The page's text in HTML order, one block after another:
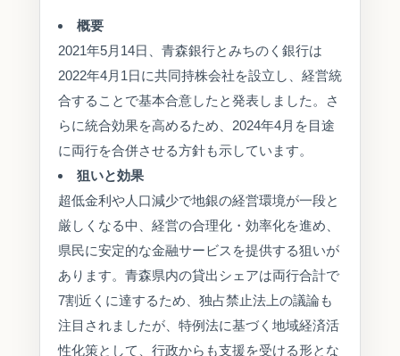
概要
2021年5月14日、青森銀行とみちのく銀行は
2022年4月1日に共同持株会社を設立し、経営統
合することで基本合意したと発表しました。さ
らに統合効果を高めるため、2024年4月を目途
に両行を合併させる方針も示しています。
狙いと効果
超低金利や人口減少で地銀の経営環境が一段と
厳しくなる中、経営の合理化・効率化を進め、
県民に安定的な金融サービスを提供する狙いが
あります。青森県内の貸出シェアは両行合計で
7割近くに達するため、独占禁止法上の議論も
注目されましたが、特例法に基づく地域経済活
性化策として、行政からも支援を受ける形とな